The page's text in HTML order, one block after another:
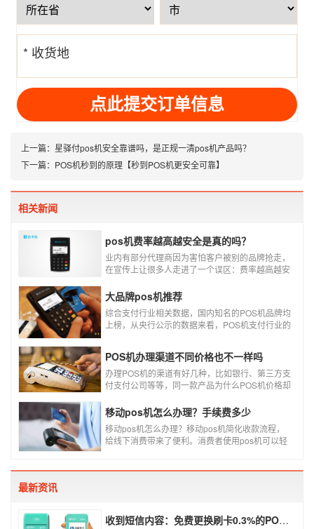
* 收货地
址
上一篇： 星驿付pos机安全靠谱吗，是正规一清pos机产品吗？
下一篇： POS机秒到的原理【秒到POS机更安全可靠】
相关新闻
pos机费率越高越安全是真的吗？
业内有部分代理商因为害怕客户被别的品牌抢走，
在宣传上让很多人走进了一个误区：费率越高越安
真的是这样吗?
大品牌pos机推荐
综合支付行业相关数据，国内知名的POS机品牌均
上榜，从央行公示的数据来看，POS机支付行业的
POS机品牌各种各样，每年支付公司都会上几个新
品牌，所以我们在选择POS机的时候，一定认证正
规一清机。
POS机办理渠道不同价格也不一样吗
办理POS机的渠道有好几种，比如银行、第三方支
付支付公司等等，同一款产品为什么POS机价格却
和大家说说为什么同一款产品会有好几个价格，究
竟是什么原因呢？
移动pos机怎么办理？手续费多少
移动pos机怎么办理？移动pos机简化收款流程，
给线下消费带来了便利。消费者使用pos机可以轻
最新资讯
收到短信内容：免费更换刷卡0.3%的POS机，可以相信吗？